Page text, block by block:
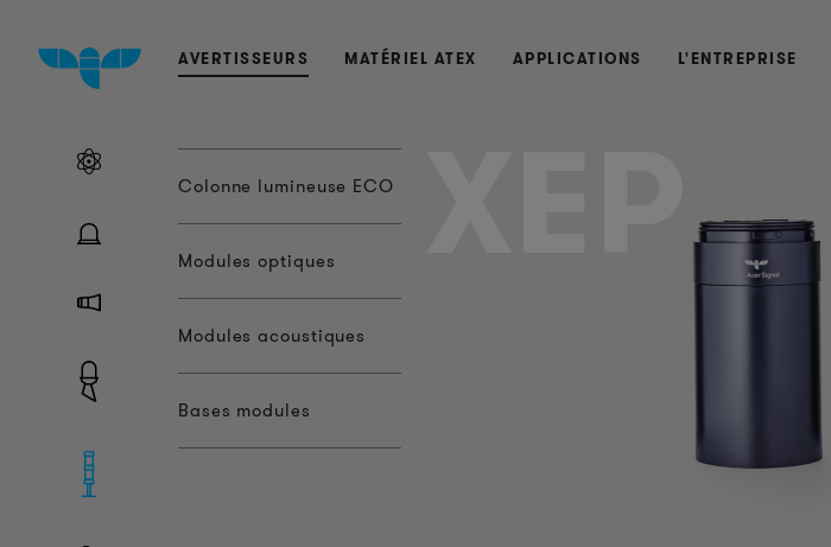
AVERTISSEURS MATÉRIEL ATEX APPLICATIONS L'ENTREPRISE
Colonne lumineuse ECO
Modules optiques
Modules acoustiques
Bases modules